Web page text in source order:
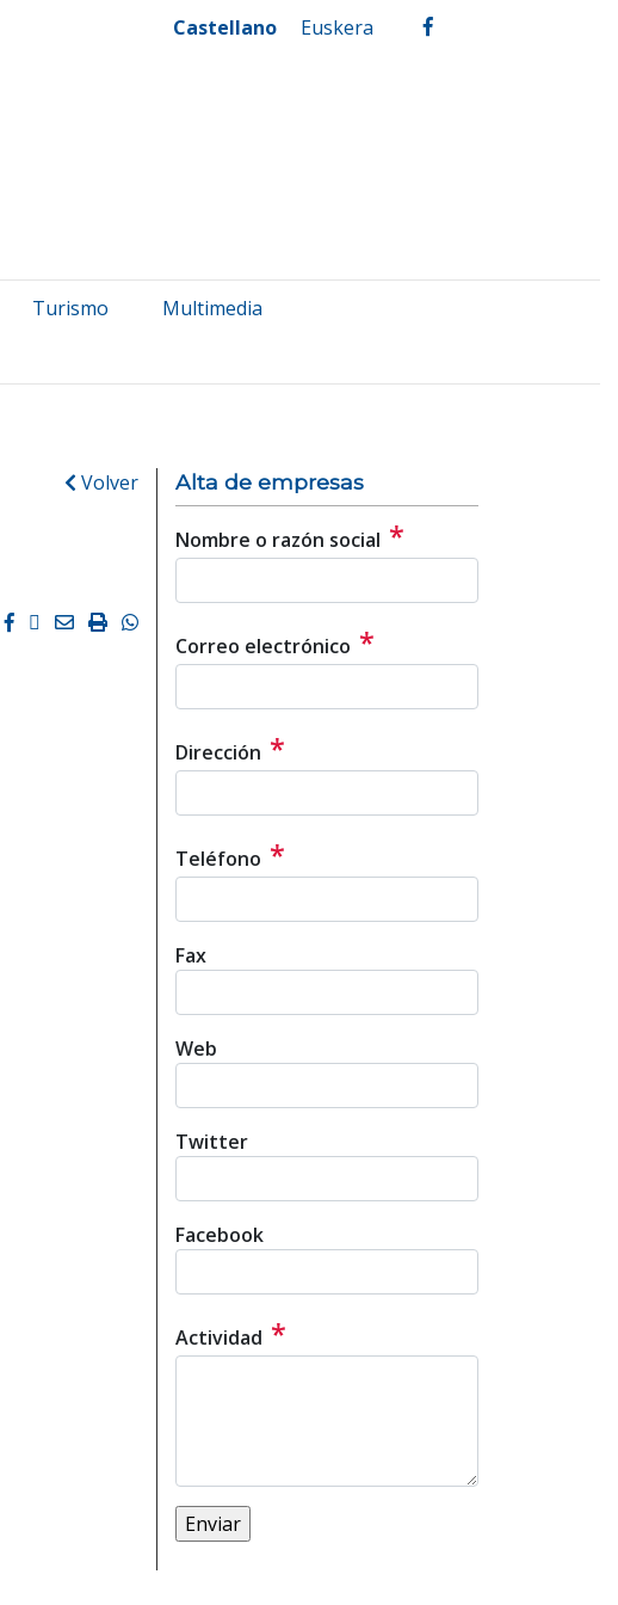
Castellano Euskera facebook
Turismo
Multimedia
Volver
Facebook
Twitter
EmailImprimirWhatsapp
Alta de empresas
Nombre o razón social *
Correo electrónico *
Dirección *
Teléfono *
Fax
Web
Twitter
Facebook
Actividad *